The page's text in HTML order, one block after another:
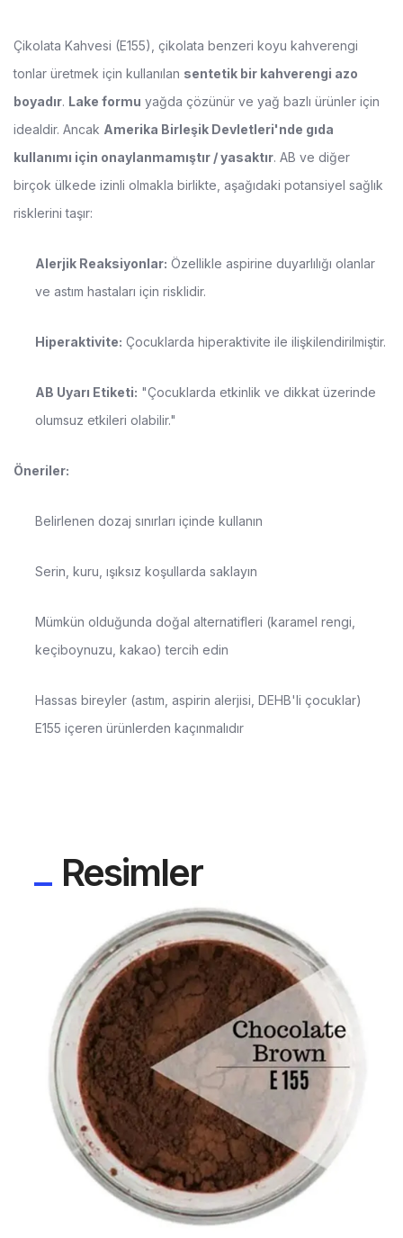
Çikolata Kahvesi (E155), çikolata benzeri koyu kahverengi
tonlar üretmek için kullanılan sentetik bir kahverengi azo
boyadır. Lake formu yağda çözünür ve yağ bazlı ürünler için
idealdir. Ancak Amerika Birleşik Devletleri'nde gıda
kullanımı için onaylanmamıştır / yasaktır. AB ve diğer
birçok ülkede izinli olmakla birlikte, aşağıdaki potansiyel sağlık
risklerini taşır:
Alerjik Reaksiyonlar: Özellikle aspirine duyarlılığı olanlar
ve astım hastaları için risklidir.
Hiperaktivite: Çocuklarda hiperaktivite ile ilişkilendirilmiştir.
AB Uyarı Etiketi: "Çocuklarda etkinlik ve dikkat üzerinde
olumsuz etkileri olabilir."
Öneriler:
Belirlenen dozaj sınırları içinde kullanın
Serin, kuru, ışıksız koşullarda saklayın
Mümkün olduğunda doğal alternatifleri (karamel rengi,
keçiboynuzu, kakao) tercih edin
Hassas bireyler (astım, aspirin alerjisi, DEHB'li çocuklar)
E155 içeren ürünlerden kaçınmalıdır
Resimler